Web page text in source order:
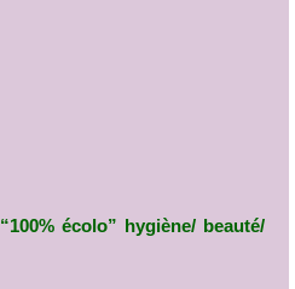
écolo” hygiène/ beauté/